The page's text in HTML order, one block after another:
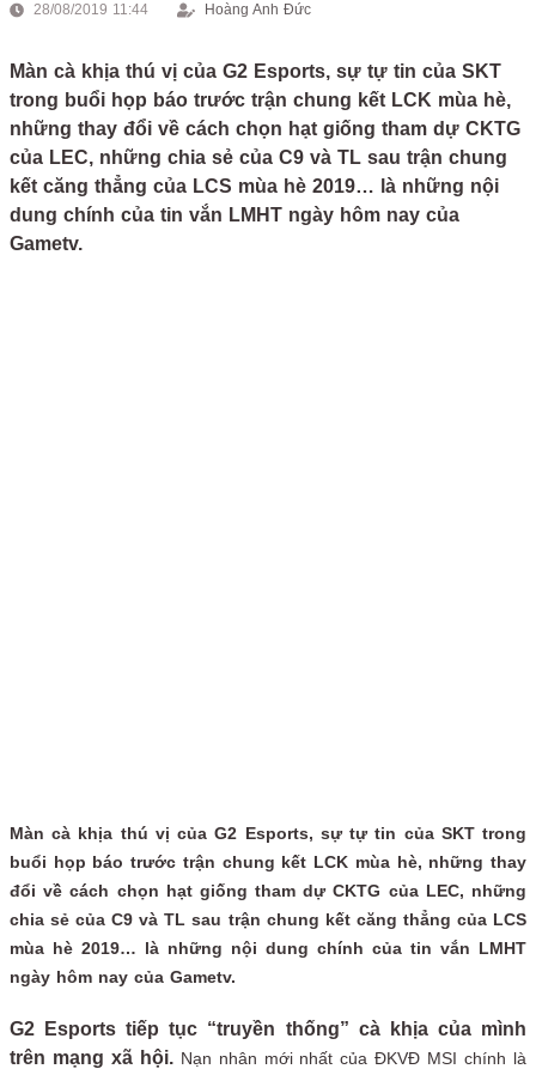
28/08/2019 11:44 Hoàng Anh Đức
Màn cà khịa thú vị của G2 Esports, sự tự tin của SKT
trong buổi họp báo trước trận chung kết LCK mùa hè,
những thay đổi về cách chọn hạt giống tham dự CKTG
của LEC, những chia sẻ của C9 và TL sau trận chung
kết căng thẳng của LCS mùa hè 2019… là những nội
dung chính của tin vắn LMHT ngày hôm nay của
Gametv.
Màn cà khịa thú vị của G2 Esports, sự tự tin của SKT trong
buổi họp báo trước trận chung kết LCK mùa hè, những thay
đổi về cách chọn hạt giống tham dự CKTG của LEC, những
chia sẻ của C9 và TL sau trận chung kết căng thẳng của LCS
mùa hè 2019… là những nội dung chính của tin vắn LMHT
ngày hôm nay của Gametv.
G2 Esports tiếp tục “truyền thống” cà khịa của mình
trên mạng xã hội.Nạn nhân mới nhất của ĐKVĐ MSI chính là